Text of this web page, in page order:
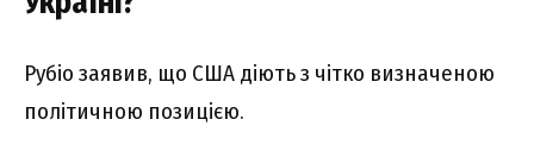
Рубіо заявив, що США діють з чітко визначеною
політичною позицією.